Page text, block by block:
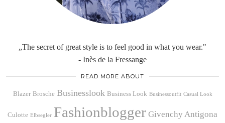
„The secret of great style is to feel good in what you wear."
- Inès de la Fressange
READ MORE ABOUT
Blazer Brosche Businesslook Business Look Businessoutfit Casual Look
Culotte Elbsegler Fashionblogger Givenchy Antigona